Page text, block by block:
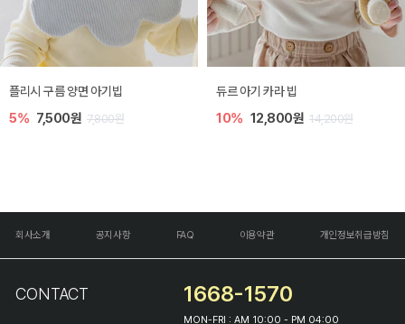
플리시 구름 양면 아기빕
5% 7,500원 7,800원
듀르 아기 카라 빕
10% 12,800원 14,200원
회사소개 공지사항 FAQ 이용약관 개인정보취급방침
CONTACT 1668-1570
MON-FRI : AM 10:00 - PM 04:00